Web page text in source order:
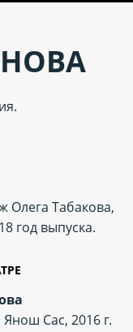
Олега Табакова,
год выпуска.
Сас, 2016 г.